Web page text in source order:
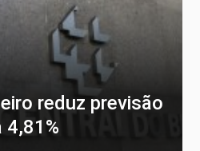
reduz previsão